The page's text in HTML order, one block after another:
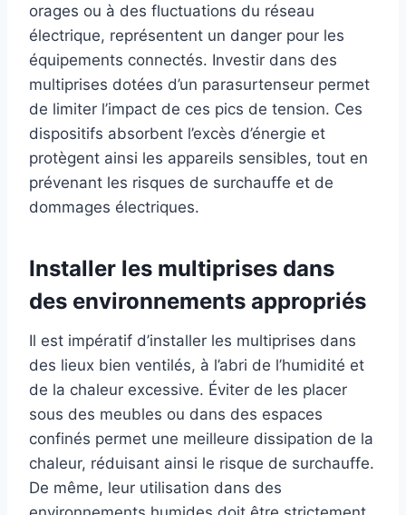
orages ou à des fluctuations du réseau
électrique, représentent un danger pour les
équipements connectés. Investir dans des
multiprises dotées d’un parasurtenseur permet
de limiter l’impact de ces pics de tension. Ces
dispositifs absorbent l’excès d’énergie et
protègent ainsi les appareils sensibles, tout en
prévenant les risques de surchauffe et de
dommages électriques.
Installer les multiprises dans
des environnements appropriés
Il est impératif d’installer les multiprises dans
des lieux bien ventilés, à l’abri de l’humidité et
de la chaleur excessive. Éviter de les placer
sous des meubles ou dans des espaces
confinés permet une meilleure dissipation de la
chaleur, réduisant ainsi le risque de surchauffe.
De même, leur utilisation dans des